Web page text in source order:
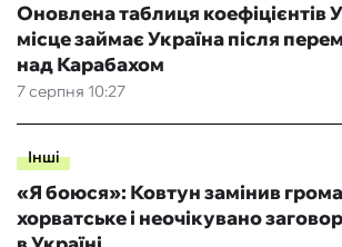
7 серпня 10:27
Оновлена таблиця коефіцієнтів
місце займає Україна після
над Карабахом
Інші
«Я боюся»: Ковтун замінив
хорватське і неочікувано